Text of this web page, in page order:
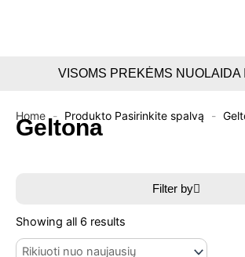
VISOMS PREKĖMS NUOLAIDA
Home - Produkto Pasirinkite spalvą -
Geltona
Filter by
Showing all 6 results